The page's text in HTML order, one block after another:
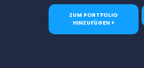
ZUM PORTFOLIO
HINZUFÜGEN +